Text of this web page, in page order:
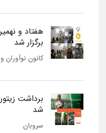
هفتاد و
برگزار شد
کانون نوآوران
برداشت
شد
سروبان